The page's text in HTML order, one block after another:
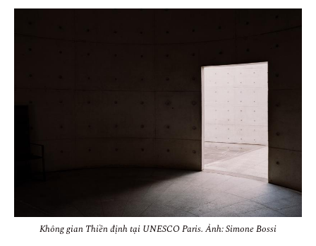
Không gian Thiền định tại UNESCO Paris. Ảnh: Simone Bossi